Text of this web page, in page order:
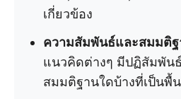
เกี่ยวข้อง
ความสัมพันธ์และสมมติฐ
แนวคิดต่างๆ มีปฏิสัมพัน
สมมติฐานใดบ้างที่เป็นพื้